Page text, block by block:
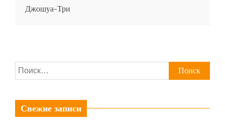
по
Джошуа-Три
Найти:
Свежие записи